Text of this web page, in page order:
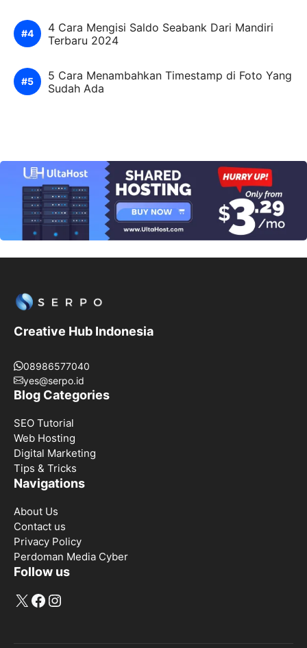
4 Cara Mengisi Saldo Seabank Dari Mandiri
Terbaru 2024
5 Cara Menambahkan Timestamp di Foto Yang
Sudah Ada
Creative Hub Indonesia
08986577040
yes@serpo.id
Blog Categories
SEO Tutorial
Web Hosting
Digital Marketing
Tips & Tricks
Navigations
About Us
Contact us
Privacy Policy
Perdoman Media Cyber
Follow us
X Facebook
Instagram